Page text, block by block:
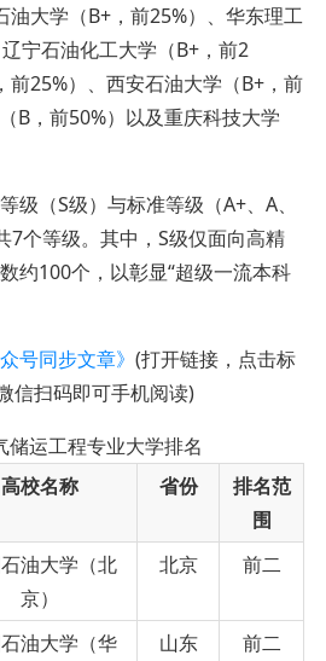
油大学（B+，前25%）、华东理工
宁石油化工大学（B+，前2
前25%）、西安石油大学（B+，前
B，前50%）以及重庆科技大学
级（S级）与标准等级（A+、A、
7个等级。其中，S级仅面向高精
约100个，以彰显“超级一流本科
号同步文章》 (打开链接，点击标
信扫码即可手机阅读)
储运工程专业大学排名
高校名称 省份
排名范
围
油大学（北
京）
北京 前二
油大学（华
山东 前二